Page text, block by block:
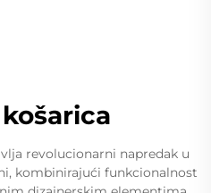
revolucionarni napredak u
kombinirajući funkcionalnost